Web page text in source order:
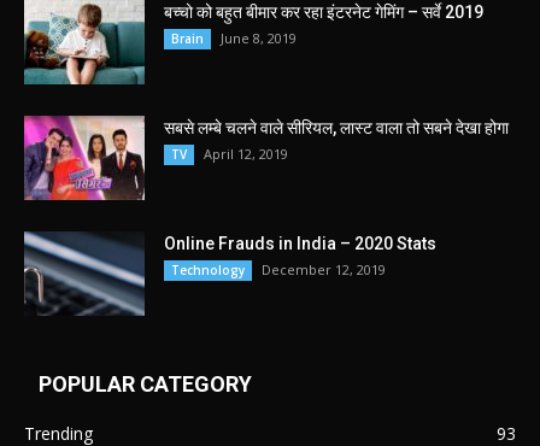
बच्चो को बहुत बीमार कर रहा इंटरनेट गेमिंग – सर्वे 2019
Brain June 8, 2019
सबसे लम्बे चलने वाले सीरियल, लास्ट वाला तो सबने देखा होगा
TV April 12, 2019
Online Frauds in India – 2020 Stats
Technology December 12, 2019
POPULAR CATEGORY
Trending
93